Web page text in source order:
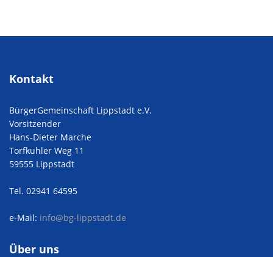
Kontakt
BürgerGemeinschaft Lippstadt e.V.
Vorsitzender
Hans-Dieter Marche
Torfkuhler Weg 11
59555 Lippstadt
Tel. 02941 64595
e-Mail: info@bg-lippstadt.de
Über uns